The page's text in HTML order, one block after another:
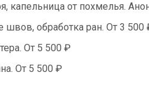
капельница от похмелья.
швов, обработка ран. От 3 500
От 5 500 ₽
От 5 500 ₽